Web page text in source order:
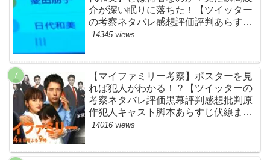
介が深い眠りに落ちた！【ツイッター
の考察ネタバレ感想評価評判あらすじ
原作犯人キャスト黒幕伏線まとめ】
14345 views
【マイファミリー考察】ポスターを見
れば犯人がわかる！？【ツイッターの
考察ネタバレ評価黒幕評判感想批判原
作犯人キャスト脚本あらすじ伏線まと
め】
14016 views